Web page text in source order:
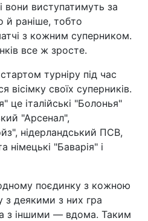
вони виступатимуть за
раніше, тобто
з кожним суперником.
все ж зросте.
турніру під час
вісімку своїх суперників.
італійські "Болонья"
"Арсенал",
нідерландський ПСВ,
"Баварія" і
поєдинку з кожною
деякими з них гра
а з іншими — вдома. Таким